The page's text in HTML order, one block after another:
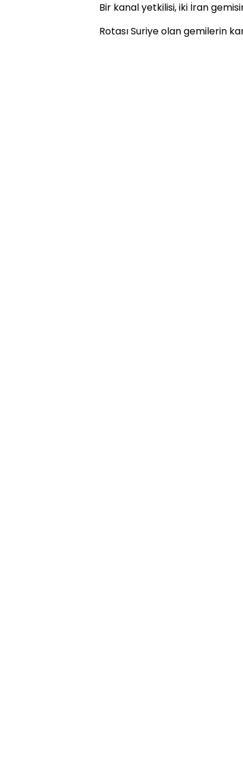
Bir kanal yetkilisi, iki İran
Rotası Suriye olan gemilerin